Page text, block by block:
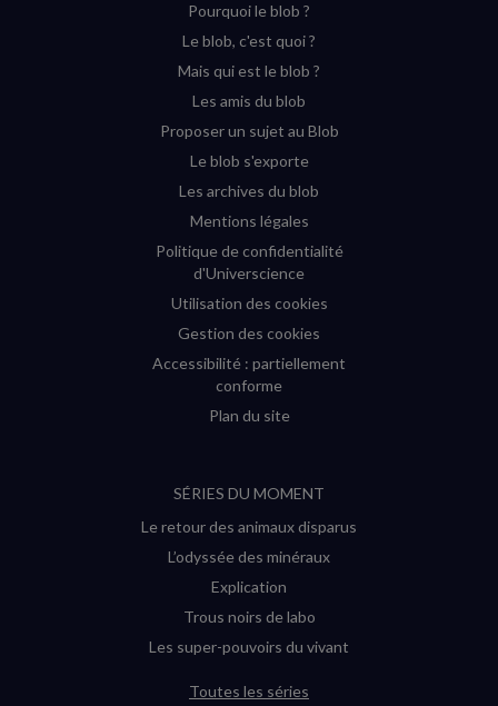
Instagram
(nouvelle
Facebook
(nouvelle
Pourquoi le blob ?
Le blob, c'est quoi ?
Mais qui est le blob ?
Les amis du blob
Proposer un sujet au Blob
Le blob s'exporte
Les archives du blob
Mentions légales
Politique de confidentialité
d'Universcience
Utilisation des cookies
Gestion des cookies
Accessibilité : partiellement
conforme
Plan du site
SÉRIES DU MOMENT
Le retour des animaux disparus
L’odyssée des minéraux
Explication
Trous noirs de labo
Les super-pouvoirs du vivant
Toutes les séries